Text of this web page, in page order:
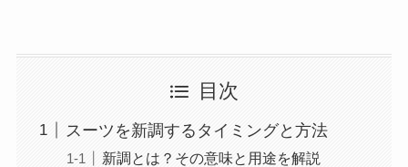
目次
スーツを新調するタイミングと方法
新調とは？その意味と用途を解説